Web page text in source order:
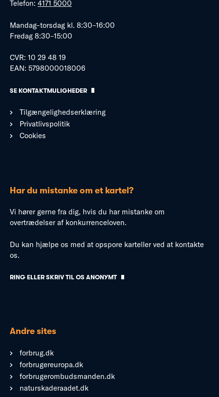
Telefon: 4171 5000
Mandag–torsdag kl. 8:30–16:00
Fredag 8:30–15:00
CVR: 10 29 48 19
EAN: 5798000018006
SE KONTAKTMULIGHEDER
Tilgængelighedserklæring
Privatlivspolitik
Cookies
Har du mistanke om et kartel?
Vi hører gerne fra dig, hvis du har mistanke om
overtrædelser af konkurrenceloven.
Du kan hjælpe os med at opspore karteller ved at kontakte
os.
RING ELLER SKRIV TIL OS ANONYMT
Andre sites
forbrug.dk
forbrugereuropa.dk
forbrugerombudsmanden.dk
naturskaderaadet.dk